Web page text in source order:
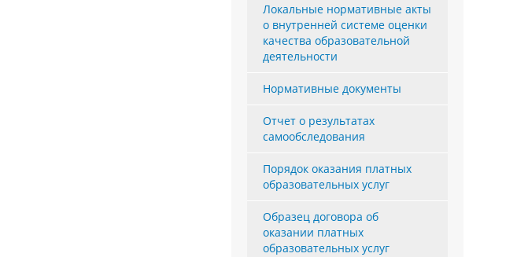
Локальные нормативные акты
о внутренней системе оценки
качества образовательной
деятельности
Нормативные документы
Отчет о результатах
самообследования
Порядок оказания платных
образовательных услуг
Образец договора об
оказании платных
образовательных услуг